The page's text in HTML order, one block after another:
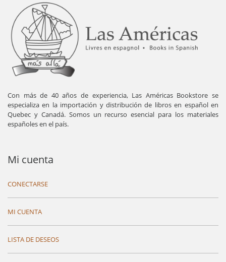
Con más de 40 años de experiencia, Las Américas Bookstore se
especializa en la importación y distribución de libros en español en
Quebec y Canadá. Somos un recurso esencial para los materiales
españoles en el país.
Mi cuenta
CONECTARSE
MI CUENTA
LISTA DE DESEOS